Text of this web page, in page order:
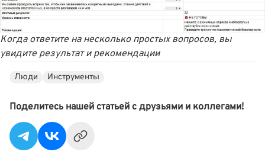
Когда ответите на несколько простых вопросов, вы
увидите результат и рекомендации
Люди Инструменты
Поделитесь нашей статьей с друзьями и коллегами!